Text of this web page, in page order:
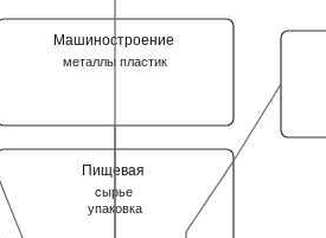
Машиностроение
металлы пластик
Пищевая
сырье
упаковка